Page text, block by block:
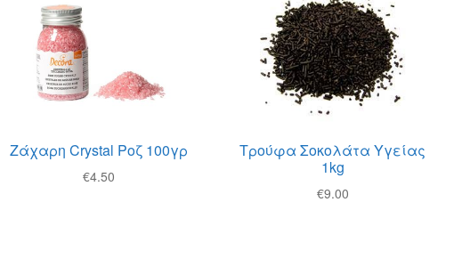
Ζάχαρη Crystal Ροζ 100γρ
€4.50
Τρούφα Σοκολάτα Υγείας
1kg
€9.00